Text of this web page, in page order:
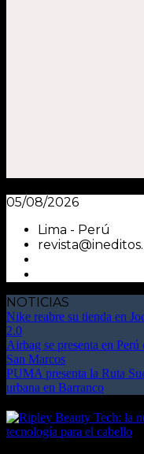
05/08/2026
Lima - Perú
NOTICIAS
Nike reabre su tienda en
2.0
Airbag se presenta en
San Marcos
PUMA presenta la Ruta
urbana en Barranco